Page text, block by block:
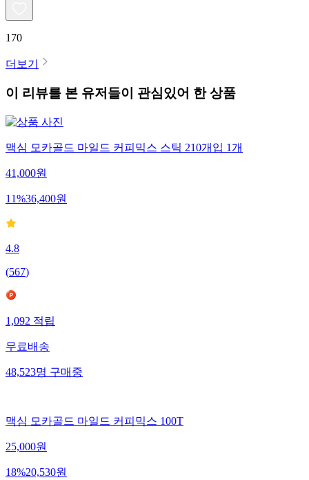
170
더보기
이 리뷰를 본 유저들이 관심있어 한 상품
맥심 모카골드 마일드 커피믹스 스틱 210개입 1개
41,000원
11%36,400원
4.8
(567)
1,092 적립
무료배송
48,523명 구매중
맥심 모카골드 마일드 커피믹스 100T
25,000원
18%20,530원